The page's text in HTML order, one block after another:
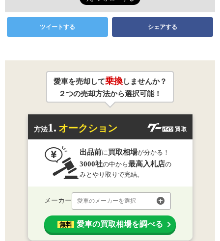
ツイートする シェアする
愛車を売却して乗換しませんか？
２つの売却方法から選択可能！
方法1. オークション
出品前に 買取相場が分かる！
3000社の中から最高入札店の
みとやり取りで完結。
メーカー 愛車のメーカーを選択
無料 愛車の買取相場を調べる